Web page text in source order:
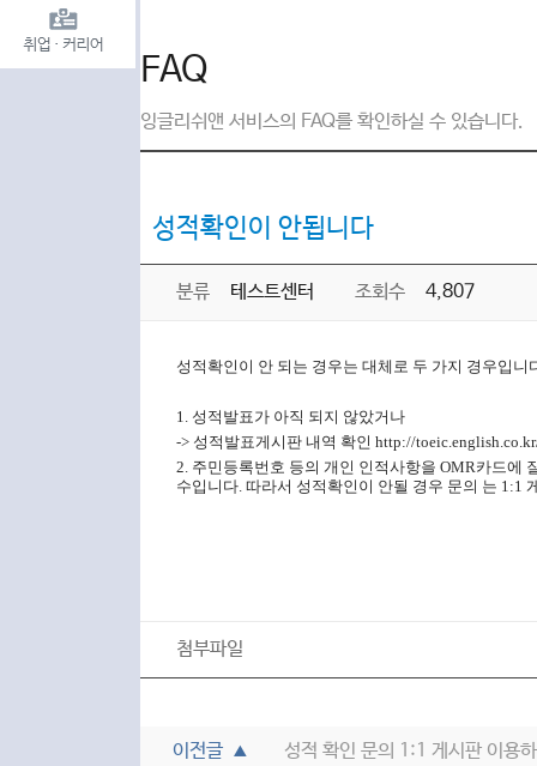
FAQ
잉글리쉬앤 서비스의 FAQ를 확인하실 수 있습니다.
성적확인이 안됩니다
분류 테스트센터 조회수 4,807
성적확인이 안 되는 경우는 대체로 두 가지 경우입니
1. 성적발표가 아직 되지 않았거나
-> 성적발표게시판 내역 확인 http://
2. 주민등록번호 등의 개인 인적사항을 OMR카드에
수입니다. 따라서 성적확인이 안될 경우 문의 는 1:1
첨부파일
이전글 ▲ 성적 확인 문의 1:1 게시판 이용